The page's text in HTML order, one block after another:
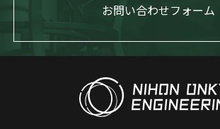
お問い合わせフォーム